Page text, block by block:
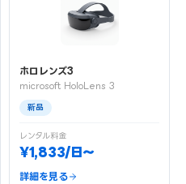
ホロレンズ3
microsoft HoloLens 3
新品
レンタル料金
¥1,833/日〜
詳細を見る